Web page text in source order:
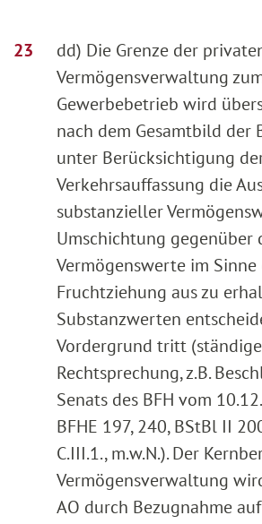
dd) Die Grenze der
Vermögensverwaltung
Gewerbebetrieb wird
nach dem Gesamtbild der
unter Berücksichtigung
Verkehrsauffassung die
substanzieller
Umschichtung gegenüber
Vermögenswerte im Sinne
Fruchtziehung aus zu
Substanzwerten
Vordergrund tritt (ständige
Rechtsprechung, z.B.
Senats des BFH vom
BFHE 197, 240, BStBl II
C.III.1., m.w.N.). Der
Vermögensverwaltung
AO durch Bezugnahme